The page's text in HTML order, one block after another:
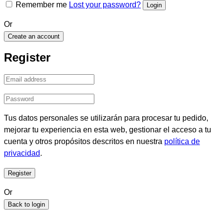
Remember me Lost your password?
Or
Create an account
Register
Tus datos personales se utilizarán para procesar tu pedido,
mejorar tu experiencia en esta web, gestionar el acceso a tu
cuenta y otros propósitos descritos en nuestra política de
privacidad.
Or
Back to login